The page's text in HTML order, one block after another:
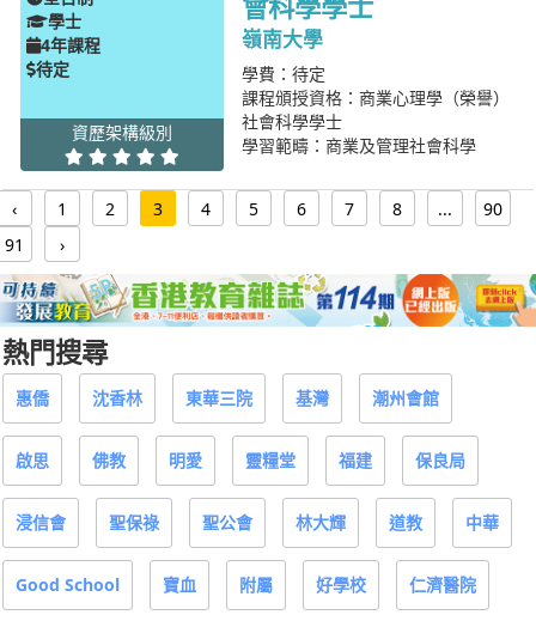
學士
4年課程
待定
資歷架構級別
嶺南大學
學費：待定
課程頒授資格：商業心理學（榮譽）
社會科學學士
學習範疇：商業及管理社會科學
‹ 1 2 3 4 5 6 7 8 ...
90
91
›
熱門搜尋
惠僑 沈香林 東華三院 基灣 潮州會館
啟思 佛教 明愛 靈糧堂 福建 保良局
浸信會 聖保祿 聖公會 林大輝 道教 中華
Good School 寶血 附屬 好學校 仁濟醫院